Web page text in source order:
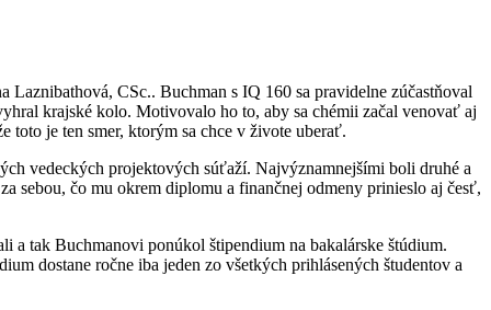
CSc.. Buchman s IQ 160 sa pravidelne zúčastňoval
krajské kolo. Motivovalo ho to, aby sa chémii začal venovať aj
toto je ten smer, ktorým sa chce v živote uberať.
vedeckých projektových súťaží. Najvýznamnejšími boli druhé a
sebou, čo mu okrem diplomu a finančnej odmeny prinieslo aj česť,
a tak Buchmanovi ponúkol štipendium na bakalárske štúdium.
dostane ročne iba jeden zo všetkých prihlásených študentov a